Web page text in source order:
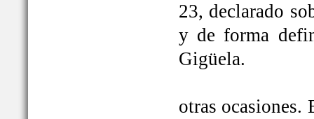
23, declarado
y de forma
Gigüela.
otras ocasiones.